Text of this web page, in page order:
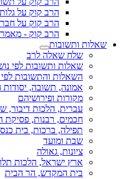
הרב קוק על
הרב קוק על
הרב קוק -
שאלות ותשובות
שלח שאלה לרב
שאלות ותשובות לפי
השאלות והתשובות
אמונה, תשובה,
מקורות ופירושיהם
עברית, הלכות דיבור,
חכמים, רבנות, פסיקת
תפילה, ברכות, בית
שבת ומועד
ציונות, גאולה
ארץ ישראל, הלכות
בית המקדש, הר הבית